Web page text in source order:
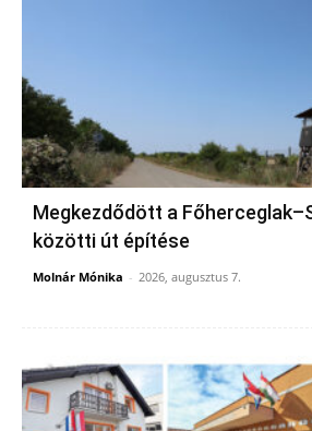
Megkezdődött a
közötti út építése
Molnár Mónika - 2026, augusztus 7.